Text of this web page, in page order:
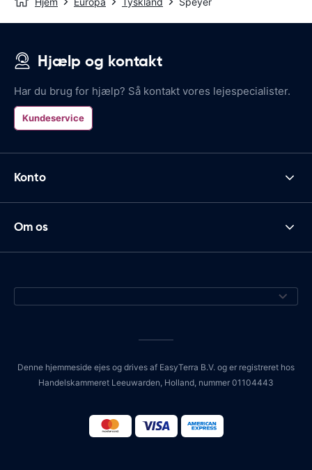
Hjælp og kontakt
Har du brug for hjælp? Så kontakt vores lejespecialister.
Kundeservice
Konto
Om os
Denne hjemmeside ejes og drives af EasyTerra B.V. og er registreret hos
Handelskammeret Leeuwarden, Holland, nummer 01104443